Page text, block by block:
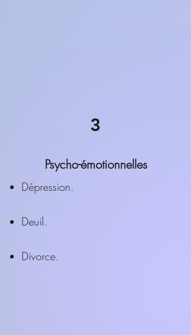
3
Psycho-émotionnelles
Dépression.
Deuil.
Divorce.